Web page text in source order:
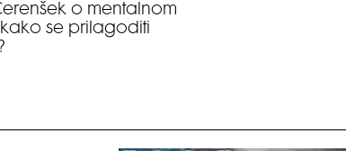
o mentalnom
se prilagoditi